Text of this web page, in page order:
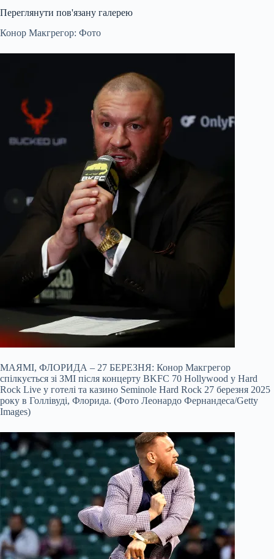
Переглянути пов'язану галерею
Конор Макгрегор: Фото
МАЯМІ, ФЛОРИДА – 27 БЕРЕЗНЯ: Конор Макгрегор
спілкується зі ЗМІ після концерту BKFC 70 Hollywood у Hard
Rock Live у готелі та казино Seminole Hard Rock 27 березня 2025
року в Голлівуді, Флорида. (Фото Леонардо Фернандеса/Getty
Images)